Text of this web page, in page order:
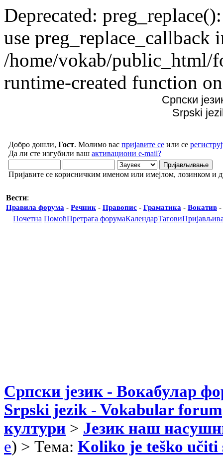
Deprecated:
use preg_replace_callback
/home/vokab/public_html/
runtime-created function
Српски
Srpski
Добро дошли, Гост. Молимо вас пријавите се или се
Да ли сте изгубили ваш активациони e-mail?
Пријавите се корисничким именом или имејлом, лозинком и
Вести:
Правила форума - Речник - Правопис - Граматика - Вокатив -
Почетна ПомоћПретрага форумаКалендарТагови
Српски језик - Вокабулар
Srpski jezik - Vokabular forum
култури > Језик наш
e) > Тема: Koliko je teško učiti